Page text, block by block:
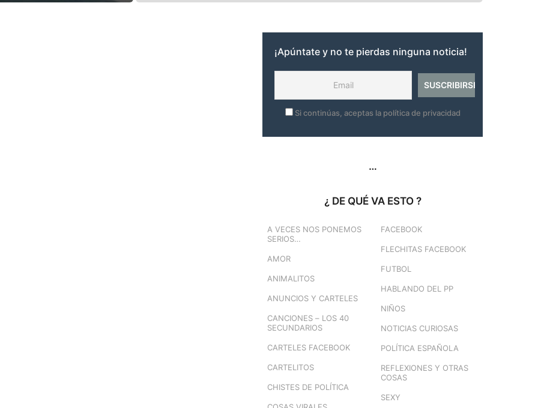
¡Apúntate y no te pierdas ninguna noticia!
Si continúas, aceptas la política de privacidad
…
¿ DE QUÉ VA ESTO ?
A VECES NOS PONEMOS
SERIOS…
AMOR
ANIMALITOS
ANUNCIOS Y CARTELES
CANCIONES – LOS 40
SECUNDARIOS
CARTELES FACEBOOK
CARTELITOS
CHISTES DE POLÍTICA
FACEBOOK
FLECHITAS FACEBOOK
FUTBOL
HABLANDO DEL PP
NIÑOS
NOTICIAS CURIOSAS
POLÍTICA ESPAÑOLA
REFLEXIONES Y OTRAS
COSAS
SEXY